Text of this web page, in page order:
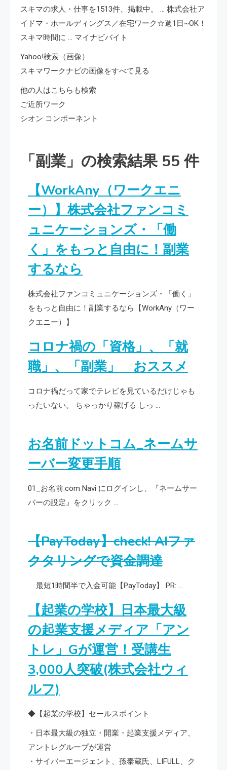
スキマの求人・仕事を1513件、掲載中。 … 株式会社ア
イドマ・ホールディングス／在宅ワーク☆週1日~OK！
スキマ時間に … マイナビバイト
Yahoo!検索（画像）
スキマワークナビの画像をすべて見る
他の人はこちらも検索
ご近所ワーク
シオン コンポーネント
「副業」の検索結果 55 件
【WorkAny（ワークエニ
ー）】株式会社ファンコミ
ュニケーションズ・「働
く」をもっと自由に！副業
するなら
株式会社ファンコミュニケーションズ・「働く」
をもっと自由に！副業するなら【WorkAny（ワー
クエニー）】
コロナ禍の「資格」、「就
職」、「副業」 おススメ
コロナ禍だって家でテレビを見ているだけじゃも
ったいない。 ちゃっかり稼げる しっ …
お名前ドットコム_ネームサ
ーバー変更手順
01_お名前.com Navi にログインし、『ネームサー
バーの設定』をクリック …
【PayToday】check! AIファ
クタリングで資金調達
最短1時間半で入金可能【PayToday】 PR: …
【起業の学校】日本最大級
の起業支援メディア「アン
トレ」Gが運営！受講生
3,000人突破(株式会社ウィ
ルフ)
◆【起業の学校】セールスポイント
・日本最大級の独立・開業・起業支援メディア、
アントレグループが運営
・サイバーエージェント、孫泰蔵氏、LIFULL、ク